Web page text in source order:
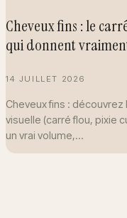
Cheveux fins : le
qui donnent
14 JUILLET 2026
Cheveux fins :
visuelle (carré flou, pixie
un vrai volume,…